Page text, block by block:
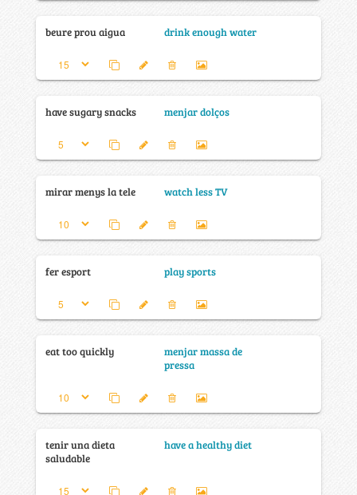
beure prou aigua drink enough water
have sugary snacks menjar dolços
mirar menys la tele watch less TV
fer esport play sports
eat too quickly
menjar massa de
pressa
tenir una dieta
saludable
have a healthy diet